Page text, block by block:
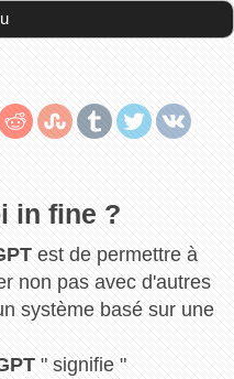
in fine ?
est de permettre à
non pas avec d'autres
système basé sur une
" signifie "